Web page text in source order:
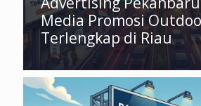
Media Promosi
Terlengkap di Riau